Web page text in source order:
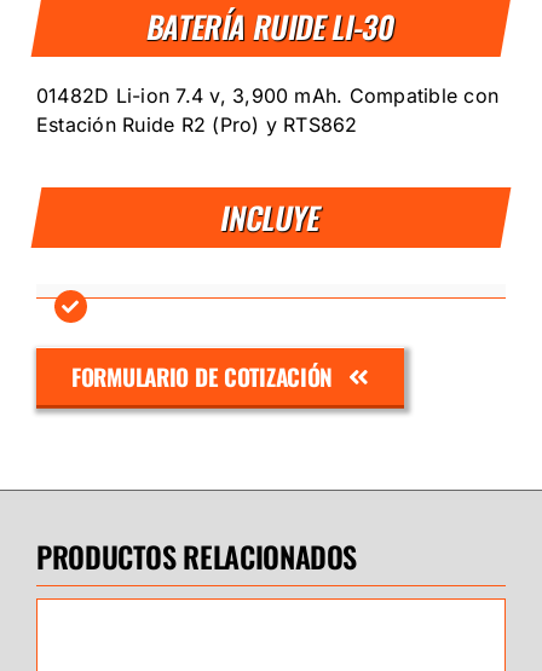
BATERÍA RUIDE LI-30
INCLUYE
01482D Li-ion 7.4 v, 3,900 mAh. Compatible con
Estación Ruide R2 (Pro) y RTS862
FORMULARIO DE COTIZACIÓN
PRODUCTOS RELACIONADOS